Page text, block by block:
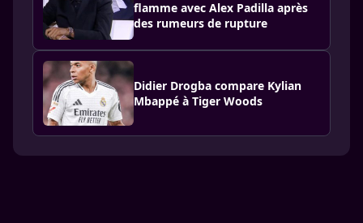
flamme avec Alex Padilla après
des rumeurs de rupture
Didier Drogba compare Kylian
Mbappé à Tiger Woods